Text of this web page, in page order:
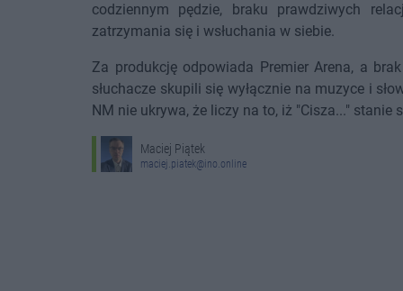
codziennym pędzie, braku prawdziwych
zatrzymania się i wsłuchania w siebie.
Za produkcję odpowiada Premier Arena, a
słuchacze skupili się wyłącznie na muzyce i
NM nie ukrywa, że liczy na to, iż "Cisza..." stanie
Maciej Piątek
maciej.piatek@ino.online